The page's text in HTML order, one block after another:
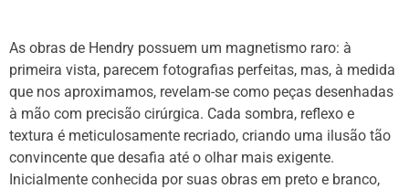
As obras de Hendry possuem um magnetismo raro: à
primeira vista, parecem fotografias perfeitas, mas, à medida
que nos aproximamos, revelam-se como peças desenhadas
à mão com precisão cirúrgica. Cada sombra, reflexo e
textura é meticulosamente recriado, criando uma ilusão tão
convincente que desafia até o olhar mais exigente.
Inicialmente conhecida por suas obras em preto e branco,